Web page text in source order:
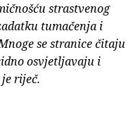
strastvenog
tumačenja i
se stranice čitaju
osvjetljavaju i
riječ.